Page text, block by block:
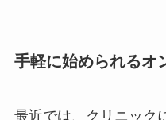
手軽に始められるオ
最近では、クリニック